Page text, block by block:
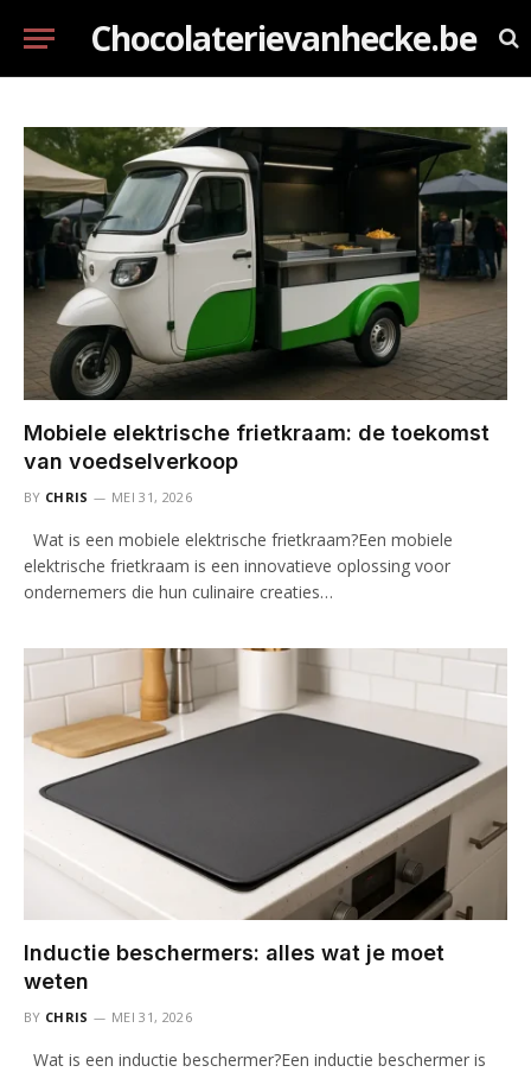
Chocolaterievanhecke.be
Mobiele elektrische frietkraam: de toekomst
van voedselverkoop
BY CHRIS MEI 31, 2026
Wat is een mobiele elektrische frietkraam?Een mobiele
elektrische frietkraam is een innovatieve oplossing voor
ondernemers die hun culinaire creaties…
Inductie beschermers: alles wat je moet
weten
BY CHRIS MEI 31, 2026
Wat is een inductie beschermer?Een inductie beschermer is